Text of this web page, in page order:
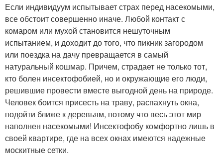
Если индивидуум испытывает страх перед насекомыми,
все обстоит совершенно иначе. Любой контакт с
комаром или мухой становится нешуточным
испытанием, и доходит до того, что пикник загородом
или поездка на дачу превращается в самый
натуральный кошмар. Причем, страдает не только тот,
кто болен инсектофобией, но и окружающие его люди,
решившие провести вместе выгодной день на природе.
Человек боится присесть на траву, распахнуть окна,
подойти ближе к деревьям, потому что весь этот мир
наполнен насекомыми! Инсектофобу комфортно лишь в
своей квартире, где на всех окнах имеются надежные
москитные сетки.